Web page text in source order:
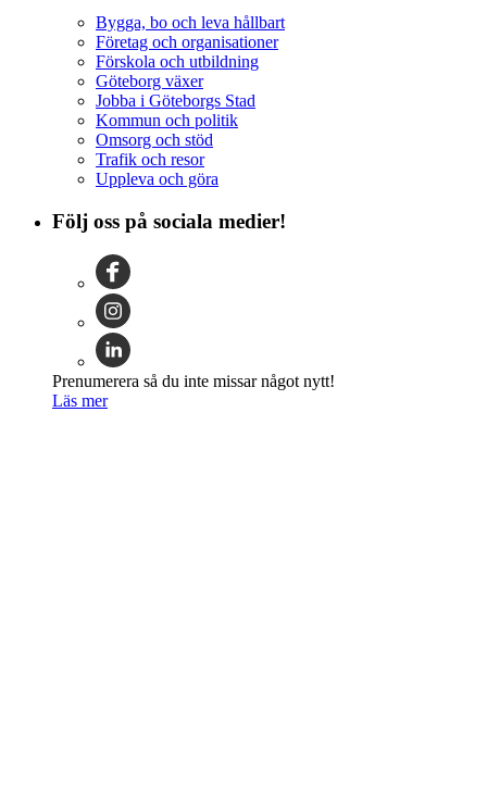
Bygga, bo och leva hållbart
Företag och organisationer
Förskola och utbildning
Göteborg växer
Jobba i Göteborgs Stad
Kommun och politik
Omsorg och stöd
Trafik och resor
Uppleva och göra
Följ oss på sociala medier!
Prenumerera så du inte missar något nytt!
Läs mer